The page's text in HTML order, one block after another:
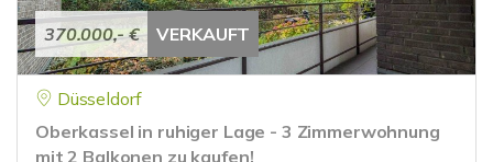
370.000,- € VERKAUFT
Düsseldorf
Oberkassel in ruhiger Lage - 3 Zimmerwohnung
mit 2 Balkonen zu kaufen!